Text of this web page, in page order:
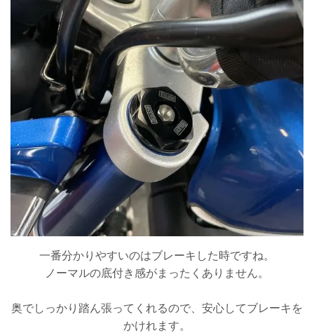
一番分かりやすいのはブレーキした時ですね。
ノーマルの底付き感がまったくありません。
奥でしっかり踏ん張ってくれるので、安心してブレーキを
かけれます。